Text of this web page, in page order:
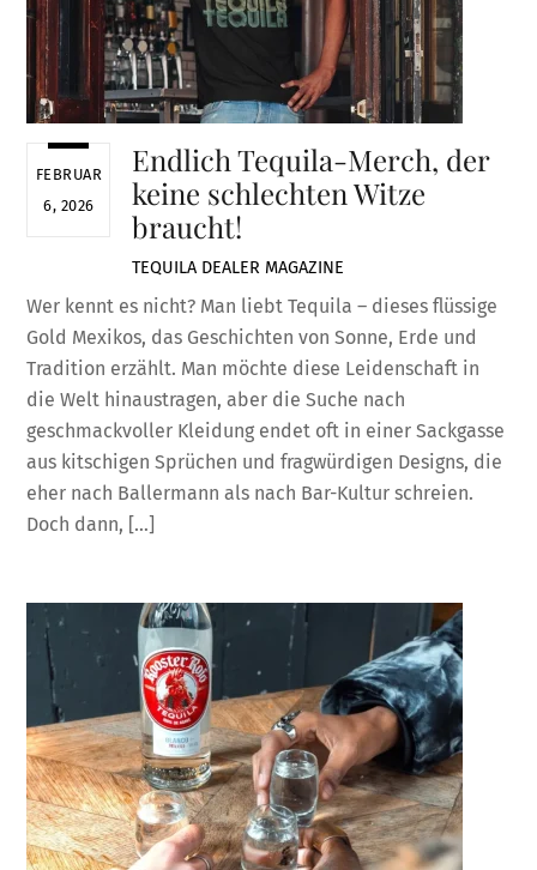
FEBRUAR
6, 2026
Endlich Tequila-Merch, der
keine schlechten Witze
braucht!
TEQUILA DEALER MAGAZINE
Wer kennt es nicht? Man liebt Tequila – dieses flüssige
Gold Mexikos, das Geschichten von Sonne, Erde und
Tradition erzählt. Man möchte diese Leidenschaft in
die Welt hinaustragen, aber die Suche nach
geschmackvoller Kleidung endet oft in einer Sackgasse
aus kitschigen Sprüchen und fragwürdigen Designs, die
eher nach Ballermann als nach Bar-Kultur schreien.
Doch dann, […]